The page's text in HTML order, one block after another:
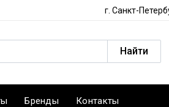
г. Санкт-
Найти
Бренды Контакты